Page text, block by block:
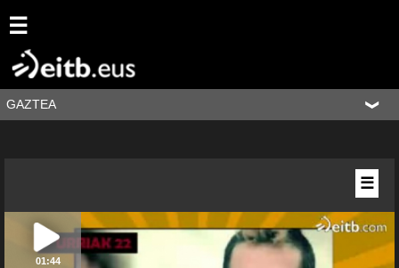
☰
GAZTEA
01:44
☰